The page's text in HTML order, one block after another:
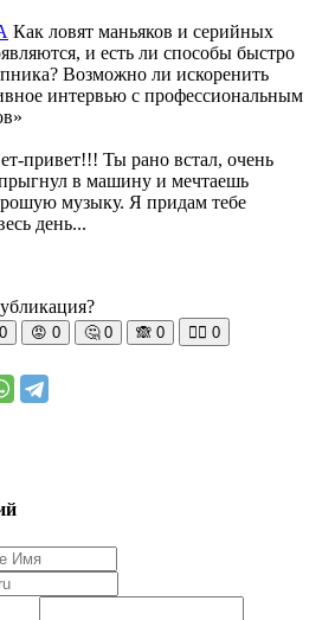
Как ловят маньяков и серийных
и есть ли способы быстро
Возможно ли искоренить
интервью с профессиональным
привет!!! Ты рано встал, очень
в машину и мечтаешь
музыку. Я придам тебе
день...
0 😡 0 🤔 0 🙈 0 🧘‍♀️ 0